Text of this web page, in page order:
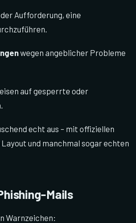
Aufforderung, eine
wegen angeblicher Probleme
auf gesperrte oder
echt aus – mit offiziellen
und manchmal sogar echten
Mails
Warnzeichen: